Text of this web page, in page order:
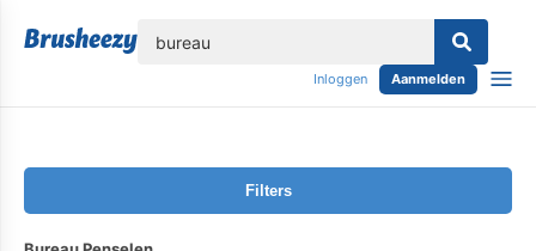
Inloggen Aanmelden
Filters